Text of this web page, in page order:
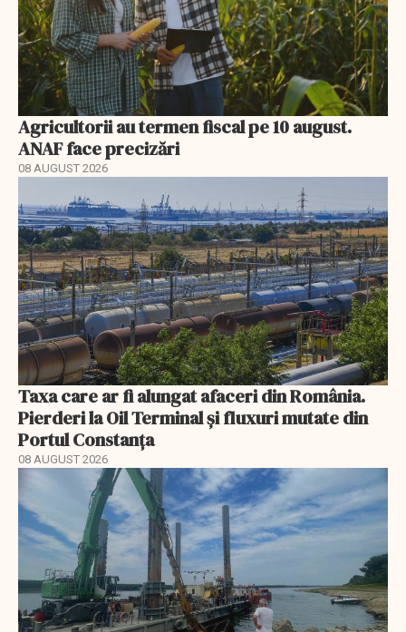
Agricultorii au termen fiscal pe 10 august.
ANAF face precizări
08 AUGUST 2026
Taxa care ar fi alungat afaceri din România.
Pierderi la Oil Terminal și fluxuri mutate din
Portul Constanța
08 AUGUST 2026